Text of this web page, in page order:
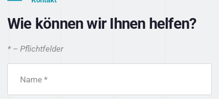
Wie können wir Ihnen helfen?
* – Pflichtfelder
Name *